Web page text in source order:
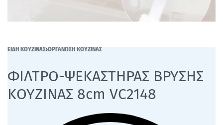
ΕΙΔΗ ΚΟΥΖΙΝΑΣ›ΟΡΓΑΝΩΣΗ ΚΟΥΖΙΝΑΣ
ΦΙΛΤΡΟ-ΨΕΚΑΣΤΗΡΑΣ ΒΡΥΣΗΣ
ΚΟΥΖΙΝΑΣ 8cm VC2148